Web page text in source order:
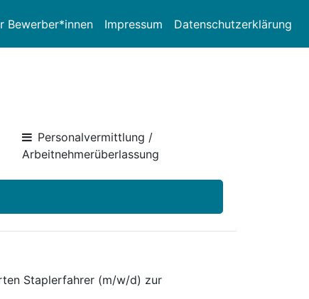
Bewerber*innen Impressum Datenschutzerklärung
Personalvermittlung /
Arbeitnehmerüberlassung
Staplerfahrer (m/w/d) zur